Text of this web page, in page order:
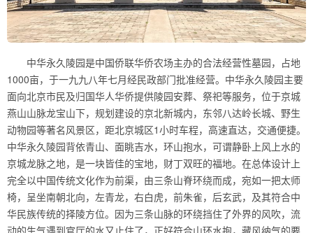
中华永久陵园是中国侨联华侨农场主办的合法经营性墓园，占地
1000亩，于一九九八年七月经民政部门批准经营。中华永久陵园主要
面向北京市民及归国华人华侨提供陵园安葬、祭祀等服务，位于京城
燕山山脉龙宝山下，规划建设的京北新城内，东邻八达岭长城、野生
动物园等著名风景区，距北京城区1小时车程，高速直达，交通便捷。
中华永久陵园背依青山、面眺吉水，环山抱水，可谓静卧上风上水的
京城龙脉之地，是一块皆佳的宝地，财丁双旺的福地。在总体设计上
完全以中国传统文化作为前渠，由三条山脊环绕而成，宛如一把太师
椅，呈坐南朝北向，左青龙，右白虎，前朱雀，后玄武，及其符合中
华民族传统的择陵方位。因为三条山脉的环绕挡住了外界的风吹，流
动的生气遇到官厅的水又止住了，正好符合山环水抱，藏风纳气的要